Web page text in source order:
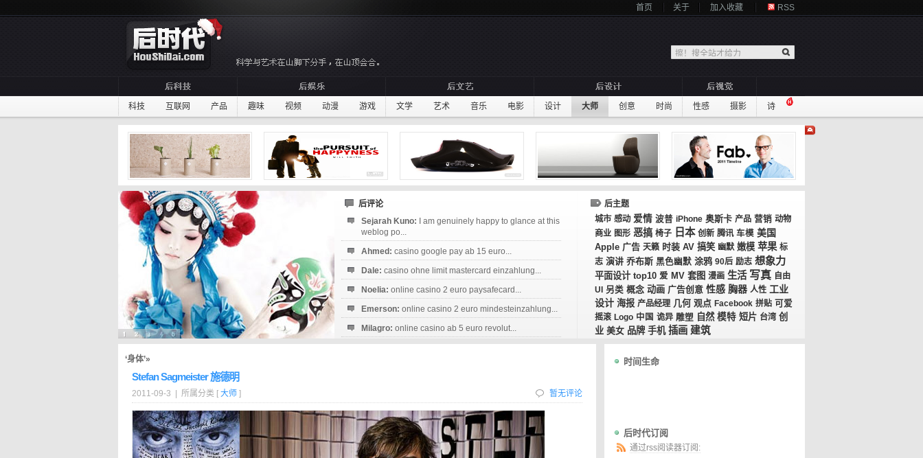
首页 关于 加入收藏 RSS
科技 互联网 产品 趣味 视频 动漫 游戏 文学 艺术 音乐 电影 设计 大师 创意 时尚 性感 摄影 诗
后评论
Sejarah Kuno:
I am genuinely happy to glance at this
weblog po...
Ahmed: casino google pay ab 15 euro...
Dale: casino ohne limit mastercard einzahlung...
Noelia: online casino 2 euro paysafecard...
Emerson: online casino 2 euro mindesteinzahlung...
Milagro: online casino ab 5 euro revolut...
后主题
城市 感动 爱情 波普 iPhone 奥斯卡 产品 营销 动物
商业 图形 恶搞 椅子 日本 创新 腾讯 车模 美国
Apple 广告 天籁 时装 AV 搞笑 幽默 嫩模 苹果 标
志 演讲 乔布斯 黑色幽默 涂鸦 90后 励志 想象力
平面设计 top10 爱 MV 套图 漫画 生活 写真 自由
UI
另类 概念 动画 广告创意 性感 胸器 人性 工业
设计 海报 产品经理 几何 观点 Facebook 拼贴 可爱
摇滚 Logo 中国 诡异 雕塑 自然 模特 短片 台湾 创
业 美女 品牌 手机 插画 建筑
‘身体’»
Stefan Sagmeister 施德明
2011-09-3 | 所属分类 [ 大师 ] 暂无评论
时间生命
后时代订阅
通过rss阅读器订阅: